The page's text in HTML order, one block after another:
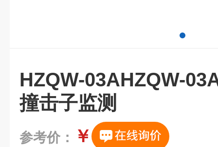
HZQW-03AHZQW-
撞击子监测
参考价： ￥